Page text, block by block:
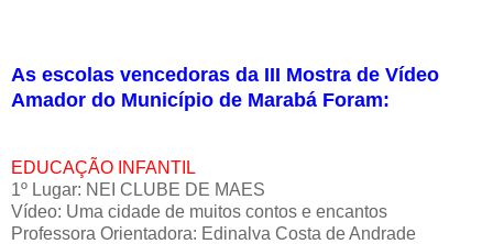
As escolas vencedoras da III Mostra de Vídeo
Amador do Município de Marabá Foram:
EDUCAÇÃO INFANTIL
1º Lugar: NEI CLUBE DE MAES
Vídeo: Uma cidade de muitos contos e encantos
Professora Orientadora: Edinalva Costa de Andrade